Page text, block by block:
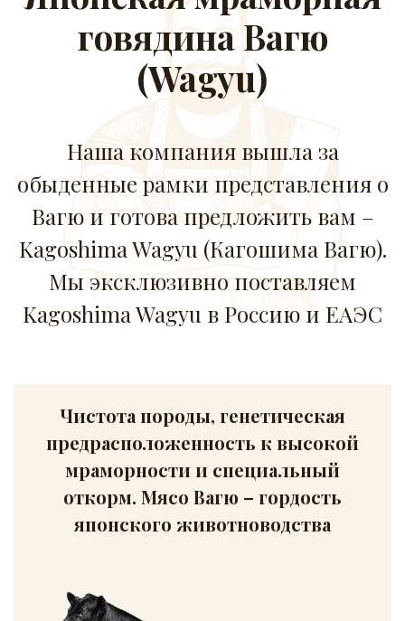
говядина Вагю
(Wagyu)
Наша компания вышла за
обыденные рамки представления о
Вагю и готова предложить вам –
Kagoshima Wagyu (Кагошима Вагю).
Мы эксклюзивно поставляем
Kagoshima Wagyu в Россию и ЕАЭС
Чистота породы, генетическая
предрасположенность к высокой
мраморности и специальный
откорм. Мясо Вагю – гордость
японского животноводства